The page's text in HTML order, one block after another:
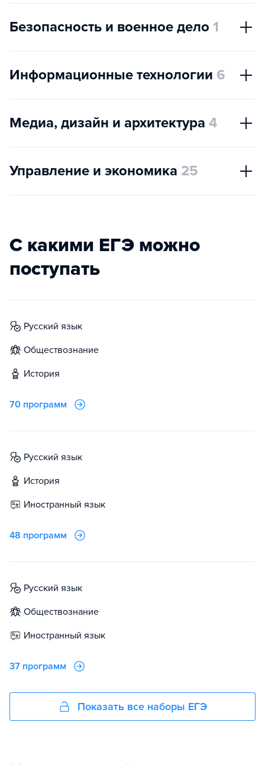
Безопасность и военное дело 1
Информационные технологии 6
Медиа, дизайн и архитектура 4
Управление и экономика 25
С какими ЕГЭ можно
поступать
русский язык
обществознание
история
70 программ
русский язык
история
иностранный язык
48 программ
русский язык
обществознание
иностранный язык
37 программ
Показать все наборы ЕГЭ